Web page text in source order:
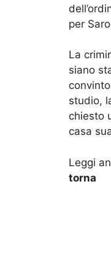
per
La
siano
studio,
chiesto
casa
Leggi
torna